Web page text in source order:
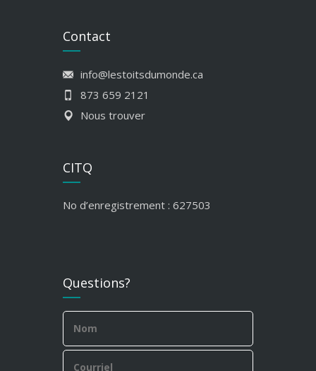
Contact
info@lestoitsdumonde.ca
873 659 2121
Nous trouver
CITQ
No d’enregistrement : 627503
Questions?